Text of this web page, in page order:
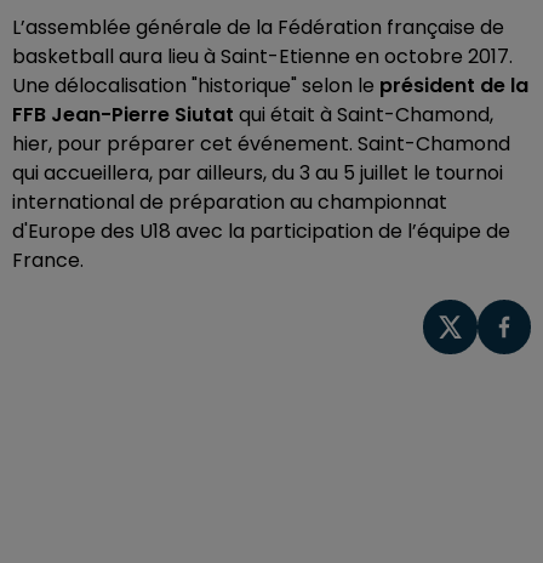
L’assemblée générale de la Fédération française de
basketball aura lieu à Saint-Etienne en octobre 2017.
Une délocalisation "historique" selon le président de la
FFB Jean-Pierre Siutat qui était à Saint-Chamond,
hier, pour préparer cet événement. Saint-Chamond
qui accueillera, par ailleurs, du 3 au 5 juillet le tournoi
international de préparation au championnat
d'Europe des U18 avec la participation de l’équipe de
France.